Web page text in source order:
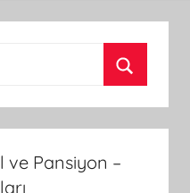
ve Pansiyon –